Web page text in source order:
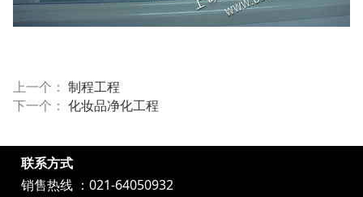
上一个： 制程工程
下一个： 化妆品净化工程
联系方式
销售热线 ：021-64050932